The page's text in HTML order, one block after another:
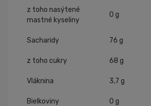
z toho nasýtené
mastné kyseliny
0 g
Sacharidy 76 g
z toho cukry 68 g
Vláknina 3,7 g
Bielkoviny 0 g